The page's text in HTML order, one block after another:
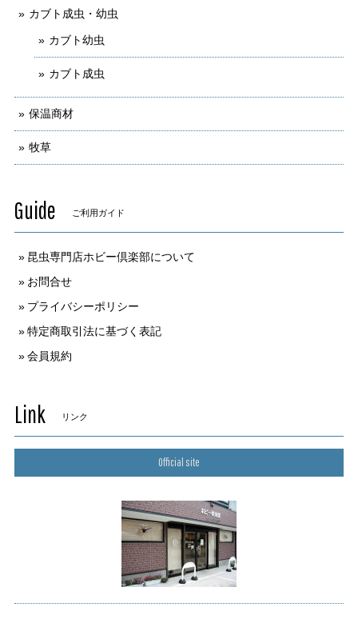
カブト成虫・幼虫
カブト幼虫
カブト成虫
保温商材
牧草
Guide ご利用ガイド
昆虫専門店ホビー倶楽部について
お問合せ
プライバシーポリシー
特定商取引法に基づく表記
会員規約
Link リンク
Official site